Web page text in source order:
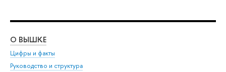
О ВЫШКЕ
Цифры и факты
Руководство и структура